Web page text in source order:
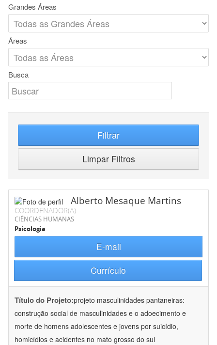
Grandes Áreas
Áreas
Busca
Filtrar
Limpar Filtros
Alberto Mesaque Martins
COORDENADOR(A)
CIÊNCIAS HUMANAS
Psicologia
E-mail
Currículo
Título do Projeto:projeto masculinidades pantaneiras:
construção social de masculinidades e o adoecimento e
morte de homens adolescentes e jovens por suicídio,
homicídios e acidentes no mato grosso do sul